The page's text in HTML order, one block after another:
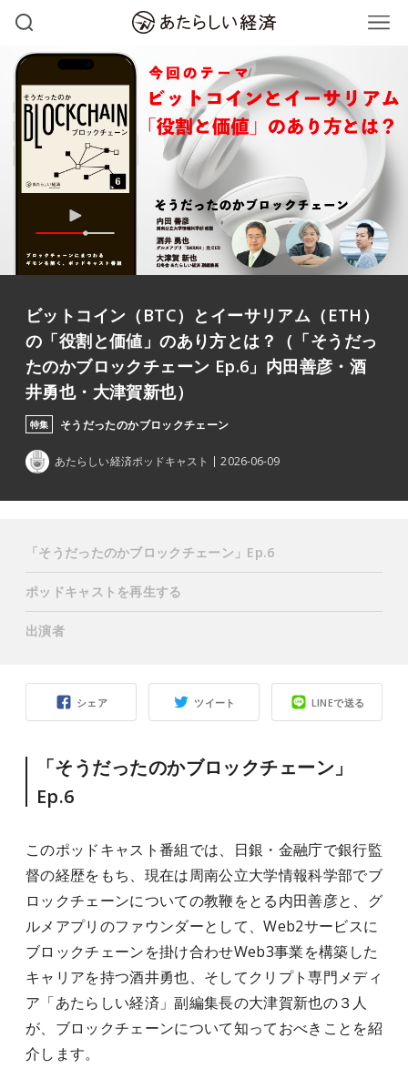
ビットコイン（BTC）とイーサリアム（ETH）
の「役割と価値」のあり方とは？（「そうだっ
たのかブロックチェーン Ep.6」内田善彦・酒
井勇也・大津賀新也）
特集 そうだったのかブロックチェーン
あたらしい経済ポッドキャスト 2026-06-09
シェア ツイート LINEで送る
「そうだったのかブロックチェーン」
Ep.6
このポッドキャスト番組では、日銀・金融庁で銀行監
督の経歴をもち、現在は周南公立大学情報科学部でブ
ロックチェーンについての教鞭をとる内田善彦と、グ
ルメアプリのファウンダーとして、Web2サービスに
ブロックチェーンを掛け合わせWeb3事業を構築した
キャリアを持つ酒井勇也、そしてクリプト専門メディ
ア「あたらしい経済」副編集長の大津賀新也の３人
が、ブロックチェーンについて知っておべきことを紹
介します。
「そうだったのかブロックチェーン」Ep.6
ポッドキャストを再生する
出演者